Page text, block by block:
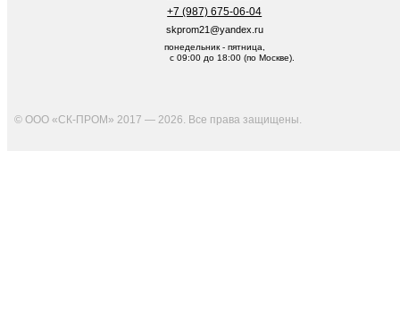
+7 (987) 675-06-04
skprom21@yandex.ru
понедельник - пятница,
с 09:00 до 18:00 (по Москве).
© ООО «СК-ПРОМ» 2017 — 2026. Все права защищены